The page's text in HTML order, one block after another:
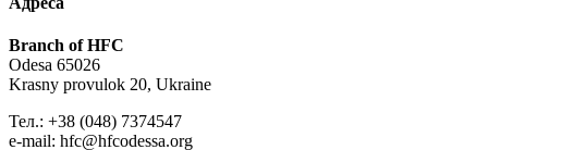
Branch of HFC
Odesa 65026
Krasny provulok 20, Ukraine
Тел.: +38 (048) 7374547
e-mail: hfc@hfcodessa.org